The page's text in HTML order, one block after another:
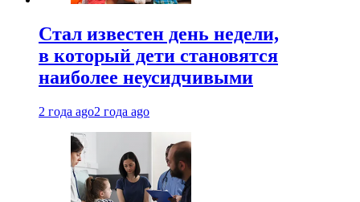
Стал известен день недели,
в который дети становятся
наиболее неусидчивыми
2 года ago2 года ago